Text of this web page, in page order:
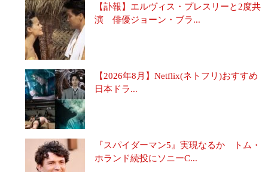
【訃報】エルヴィス・プレスリーと2度共
演 俳優ジョーン・ブラ...
【2026年8月】Netflix(ネトフリ)おすすめ
日本ドラ...
『スパイダーマン5』実現なるか トム・
ホランド続投にソニーC...